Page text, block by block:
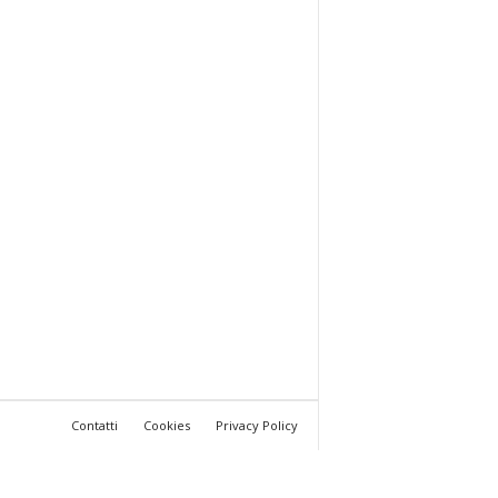
Contatti Cookies Privacy Policy